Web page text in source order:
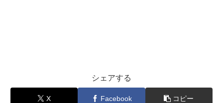
シェアする
X Facebook コピー